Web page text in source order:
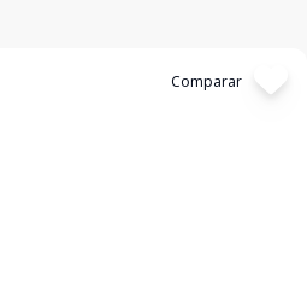
Comparar